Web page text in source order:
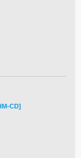
CD]